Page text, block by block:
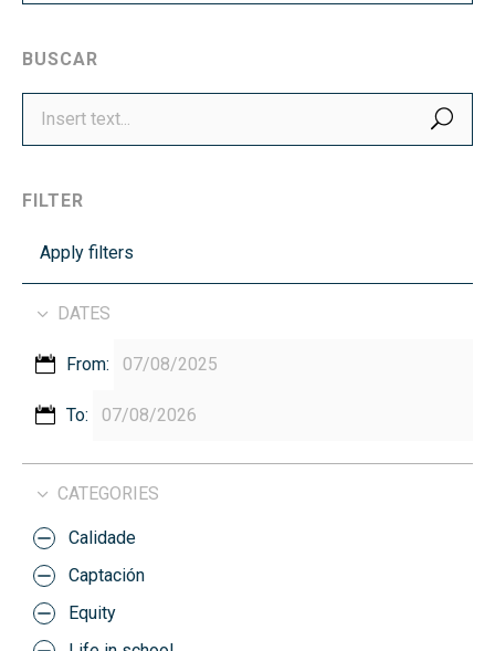
BUSCAR
FILTER
Apply filters
DATES
From:
To:
CATEGORIES
Calidade
Captación
Equity